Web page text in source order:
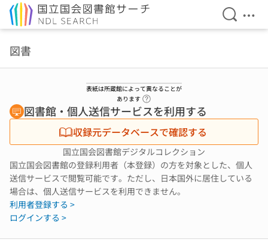
検索を
メ
図書
表紙は所蔵館によって異なることが
あります
図書館・個人送信サービスを利用する
収録元データベースで確認する
国立国会図書館デジタルコレクション
国立国会図書館の登録利用者（本登録）の方を対象とした、個人
送信サービスで閲覧可能です。ただし、日本国外に居住している
場合は、個人送信サービスを利用できません。
利用者登録する >
ログインする >